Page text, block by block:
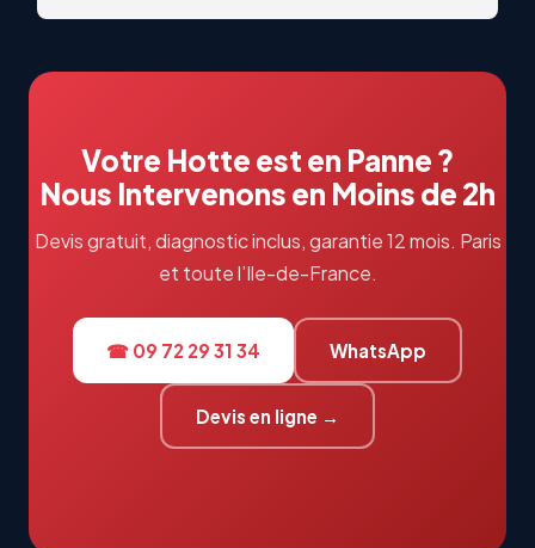
Votre Hotte est en Panne ?
Nous Intervenons en Moins de 2h
Devis gratuit, diagnostic inclus, garantie 12 mois. Paris
et toute l’Ile-de-France.
☎ 09 72 29 31 34 WhatsApp
Devis en ligne →